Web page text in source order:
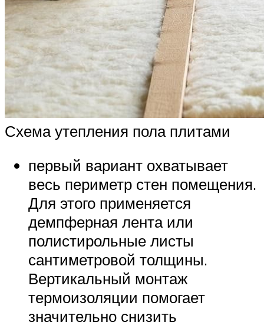
Схема утепления пола плитами
первый вариант охватывает
весь периметр стен помещения.
Для этого применяется
демпферная лента или
полистирольные листы
сантиметровой толщины.
Вертикальный монтаж
термоизоляции помогает
значительно снизить